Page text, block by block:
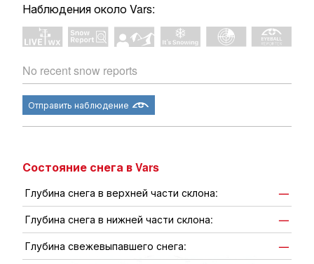
Наблюдения около Vars:
No recent snow reports
Отправить наблюдение
Состояние снега в Vars
Глубина снега в верхней части склона:
—
Глубина снега в нижней части склона:
—
Глубина свежевыпавшего снега:
—